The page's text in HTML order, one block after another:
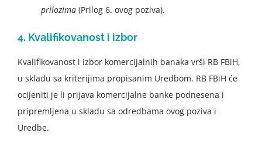
prilozima (Prilog 6. ovog poziva).
4. Kvalifikovanost i izbor
Kvalifikovanost i izbor komercijalnih banaka vrši RB FBiH,
u skladu sa kriterijima propisanim Uredbom. RB FBiH će
ocijeniti je li prijava komercijalne banke podnesena i
pripremljena u skladu sa odredbama ovog poziva i
Uredbe.